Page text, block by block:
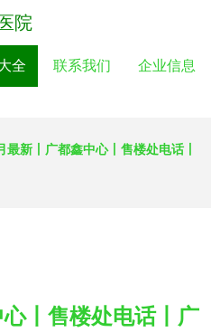
院
全 联系我们 企业信息
最新丨广都鑫中心丨售楼处电话丨
丨售楼处电话丨广